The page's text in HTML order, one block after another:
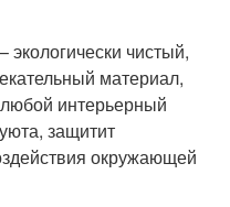
– экологически чистый,
материал,
интерьерный
защитит
окружающей